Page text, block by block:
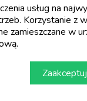
podstawowa
€
add_shopping_cart
usług na
Korzystanie z
zamieszczane w